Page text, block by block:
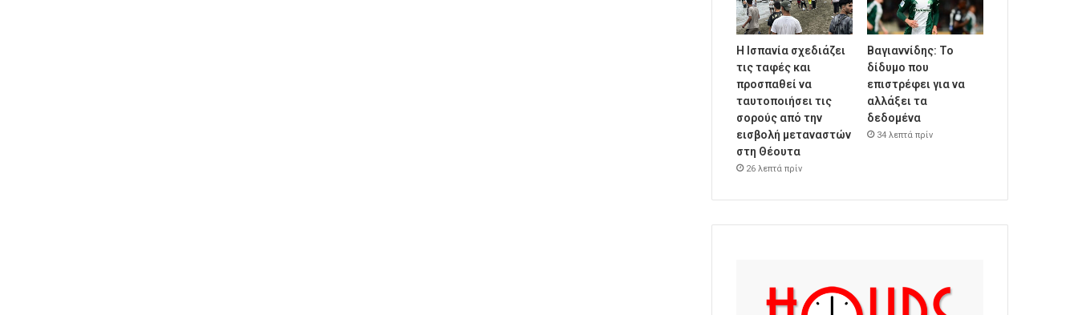
Η Ισπανία σχεδιάζει
τις ταφές και
προσπαθεί να
ταυτοποιήσει τις
σορούς από την
εισβολή μεταναστών
στη Θέουτα
26 λεπτά πρίν
Βαγιαννίδης: Το
δίδυμο που
επιστρέφει για να
αλλάξει τα
δεδομένα
34 λεπτά πρίν